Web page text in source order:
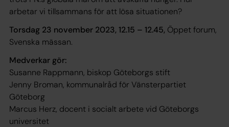
arbetar vi tillsammans för att lösa situationen?
Torsdag 23 november 2023, 12.15 – 12.45, Öppet forum,
Svenska mässan.
Medverkar gör:
Susanne Rappmann, biskop Göteborgs stift
Jenny Broman, kommunalråd för Vänsterpartiet
Göteborg
Marcus Herz, docent i socialt arbete vid Göteborgs
universitet